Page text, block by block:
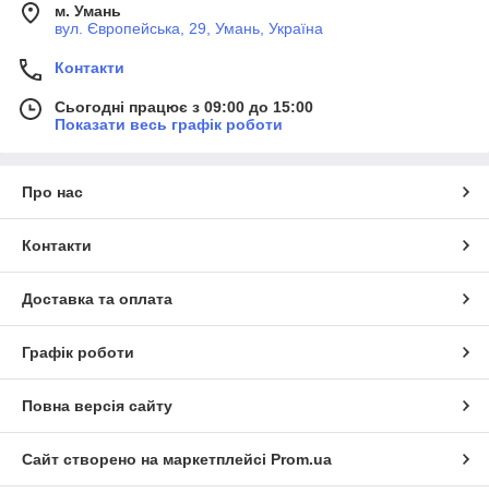
м. Умань
вул. Європейська, 29, Умань, Україна
Контакти
Сьогодні працює з 09:00 до 15:00
Показати весь графік роботи
Про нас
Контакти
Доставка та оплата
Графік роботи
Повна версія сайту
Сайт створено на маркетплейсі Prom.ua